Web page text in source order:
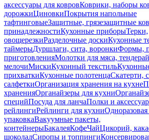
аксессуары для ковровКоврики, наборы
дорожкиЦиновкиПокрытия напольные
тафтинговыеЗащитные, грязезащитные
принадлежностиКухонные приборыТерки,
овощерезкиРазделочные доскиКухонные
таймерыДуршлаги, сита, воронкиФормы,
приготовленияМолотки для мяса,
мелочиМискиКухонный текстиль
прихваткиКухонные полотенцаСкатерти,
салфеткиОрганизация хранения на кухне
храненияОрганайзеры для кухни
специйПосуда для ланчаПолки и
рейлингиРейлинги для кухниОдноразовая
упаковкаВакуумные пакеты,
контейнерыБакалеяКофеЧайЦикорий,
шоколадСиропы и топпинги